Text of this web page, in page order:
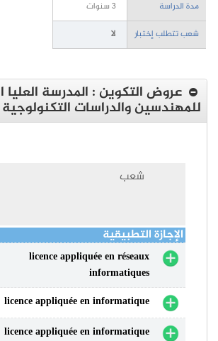
مدة الدراسة
3 سنوات
شعب تتطلب إختبار
لا
عروض التكوين : المدرسة العليا
للمهندسين والدراسات
شعب
الإجازة التطبيقية
licence appliquée en réseaux
informatiques
licence appliquée en informatique
licence appliquée en informatique